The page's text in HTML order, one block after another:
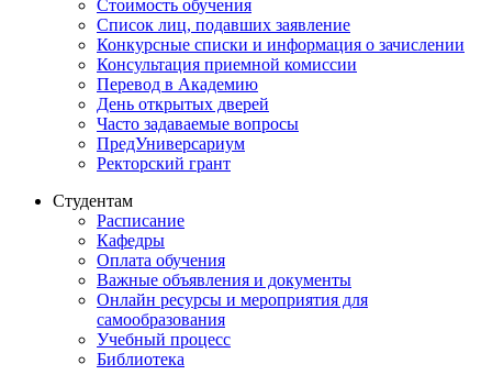
Стоимость обучения
Список лиц, подавших заявление
Конкурсные списки и информация о зачислении
Консультация приемной комиссии
Перевод в Академию
День открытых дверей
Часто задаваемые вопросы
ПредУниверсариум
Ректорский грант
Студентам
Расписание
Кафедры
Оплата обучения
Важные объявления и документы
Онлайн ресурсы и мероприятия для
самообразования
Учебный процесс
Библиотека